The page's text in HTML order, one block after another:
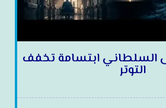
ابتسامة تخفف
التوتر